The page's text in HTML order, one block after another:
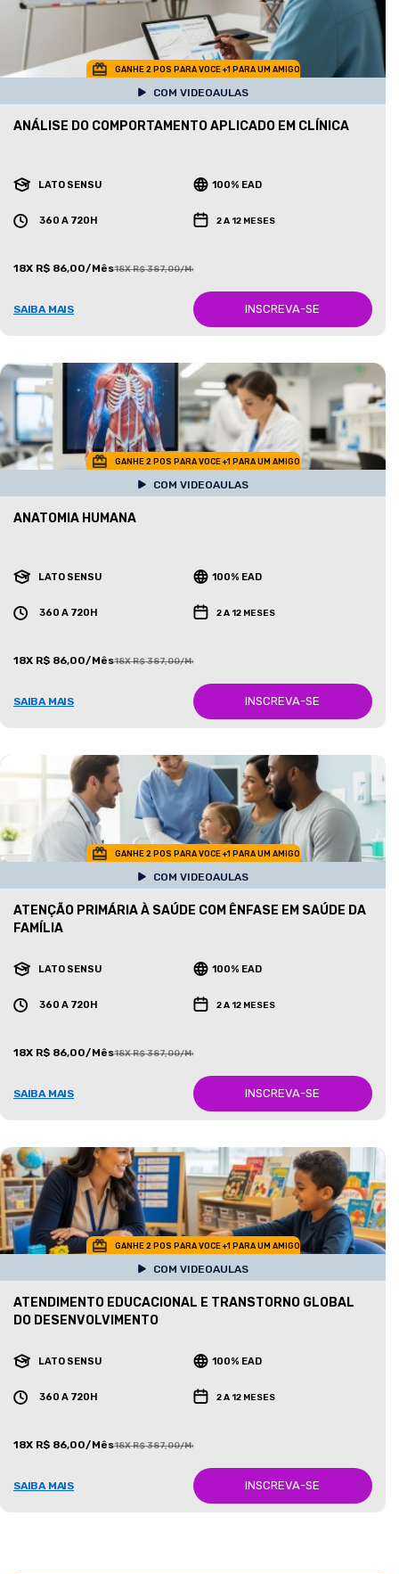
GANHE 2 POS PARA VOCE +1 PARA UM AMIGO
COM VIDEOAULAS
ANÁLISE DO COMPORTAMENTO APLICADO EM CLÍNICA
LATO SENSU 100% EAD
360 A 720H 2 A 12 MESES
18X R$ 86,00/Mês18X R$ 387,00/Mês
SAIBA MAIS INSCREVA-SE
GANHE 2 POS PARA VOCE +1 PARA UM AMIGO
COM VIDEOAULAS
ANATOMIA HUMANA
LATO SENSU 100% EAD
360 A 720H 2 A 12 MESES
18X R$ 86,00/Mês18X R$ 387,00/Mês
SAIBA MAIS INSCREVA-SE
GANHE 2 POS PARA VOCE +1 PARA UM AMIGO
COM VIDEOAULAS
ATENÇÃO PRIMÁRIA À SAÚDE COM ÊNFASE EM SAÚDE DA
FAMÍLIA
LATO SENSU 100% EAD
360 A 720H 2 A 12 MESES
18X R$ 86,00/Mês18X R$ 387,00/Mês
SAIBA MAIS INSCREVA-SE
GANHE 2 POS PARA VOCE +1 PARA UM AMIGO
COM VIDEOAULAS
ATENDIMENTO EDUCACIONAL E TRANSTORNO GLOBAL
DO DESENVOLVIMENTO
LATO SENSU 100% EAD
360 A 720H 2 A 12 MESES
18X R$ 86,00/Mês18X R$ 387,00/Mês
SAIBA MAIS INSCREVA-SE